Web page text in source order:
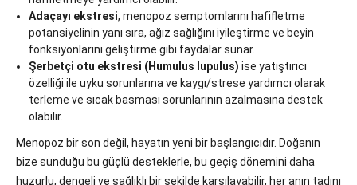
Adaçayı ekstresi, menopoz semptomlarını hafifletme
potansiyelinin yanı sıra, ağız sağlığını iyileştirme ve beyin
fonksiyonlarını geliştirme gibi faydalar sunar.
Şerbetçi otu ekstresi (Humulus lupulus) ise yatıştırıcı
özelliği ile uyku sorunlarına ve kaygı/strese yardımcı olarak
terleme ve sıcak basması sorunlarının azalmasına destek
olabilir.
Menopoz bir son değil, hayatın yeni bir başlangıcıdır. Doğanın
bize sunduğu bu güçlü desteklerle, bu geçiş dönemini daha
huzurlu, dengeli ve sağlıklı bir şekilde karşılayabilir, her anın tadını